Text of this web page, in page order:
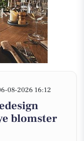
08-2026 16:12
blomster